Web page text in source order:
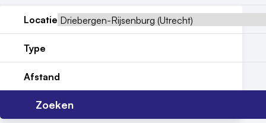
Locatie
Type
Afstand
Zoeken